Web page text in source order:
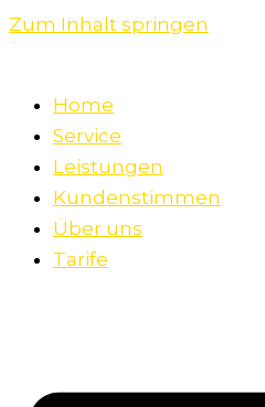
Zum Inhalt springen
Home
Service
Leistungen
Kundenstimmen
Über uns
Tarife